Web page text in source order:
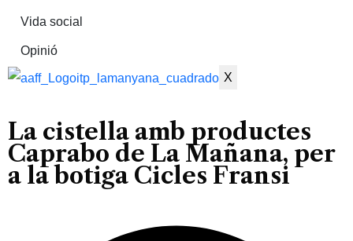
Vida social
Opinió
X
La cistella amb productes
Caprabo de La Mañana, per
a la botiga Cicles Fransi